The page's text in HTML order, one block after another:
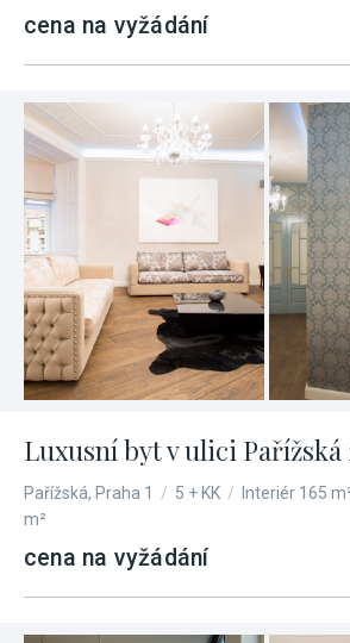
cena na vyžádání
Luxusní byt v ulici Pařížská
Pařížská, Praha 1 / 5 + KK / Interiér 165
m²
cena na vyžádání